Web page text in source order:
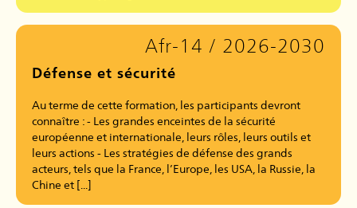
Afr-14 / 2026-2030
Défense et sécurité
Au terme de cette formation, les participants devront
connaître : - Les grandes enceintes de la sécurité
européenne et internationale, leurs rôles, leurs outils et
leurs actions - Les stratégies de défense des grands
acteurs, tels que la France, l’Europe, les USA, la Russie, la
Chine et [...]